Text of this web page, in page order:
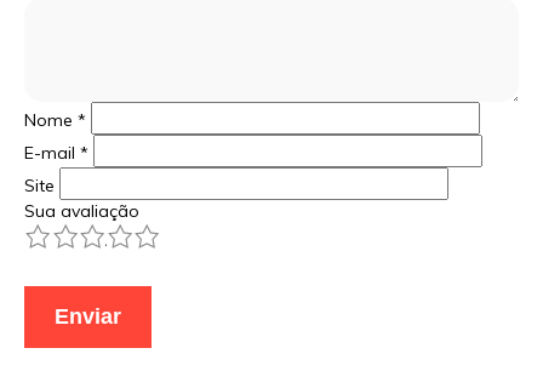
Nome *
E-mail *
Site
Sua avaliação
5
4
3
2